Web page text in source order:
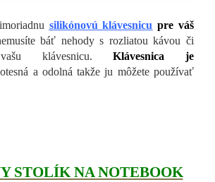
silikónovú klávesnicu pre váš
báť nehody s rozliatou kávou či
klávesnicu.Klávesnica je
a odolná takže ju môžete používať
STOLÍK NA NOTEBOOK